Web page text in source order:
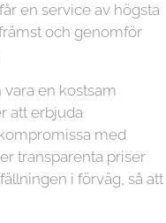
en service av högsta
och genomför
en kostsam
att erbjuda
med
transparenta priser
i förväg, så att